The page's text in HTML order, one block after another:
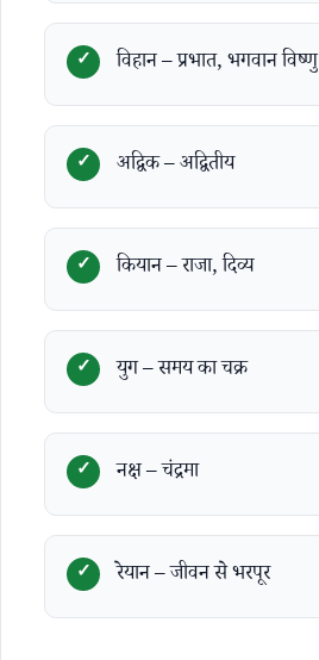
विहान – प्रभात, भगवान विष्णु
अद्विक – अद्वितीय
कियान – राजा, दिव्य
युग – समय का चक्र
नक्ष – चंद्रमा
रेयान – जीवन से भरपूर